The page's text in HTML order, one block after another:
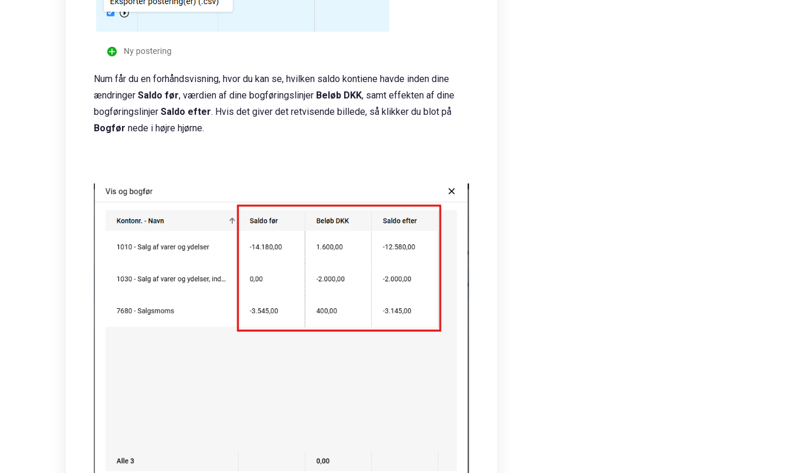
Num får du en forhåndsvisning, hvor du kan se, hvilken saldo kontiene havde inden dine
ændringer Saldo før, værdien af dine bogføringslinjer Beløb DKK, samt effekten af dine
bogføringslinjer Saldo efter. Hvis det giver det retvisende billede, så klikker du blot på
Bogfør nede i højre hjørne.